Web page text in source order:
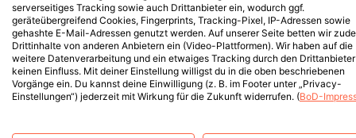
serverseitiges Tracking sowie auch Drittanbieter ein, wodurch ggf.
geräteübergreifend Cookies, Fingerprints, Tracking-Pixel, IP-Adressen sowie
gehashte E-Mail-Adressen genutzt werden. Auf unserer Seite betten wir
Drittinhalte von anderen Anbietern ein (Video-Plattformen). Wir haben auf die
weitere Datenverarbeitung und ein etwaiges Tracking durch den Drittanbieter
keinen Einfluss. Mit deiner Einstellung willigst du in die oben beschriebenen
Vorgänge ein. Du kannst deine Einwilligung (z. B. im Footer unter „Privacy-
Einstellungen“) jederzeit mit Wirkung für die Zukunft widerrufen. (BoD-